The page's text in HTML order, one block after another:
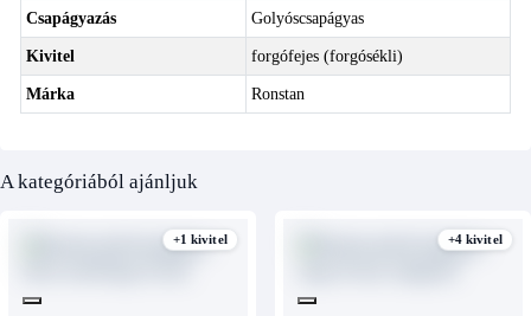
Csapágyazás Golyóscsapágyas
Kivitel forgófejes (forgósékli)
Márka Ronstan
A kategóriából ajánljuk
+1 kivitel +4 kivitel